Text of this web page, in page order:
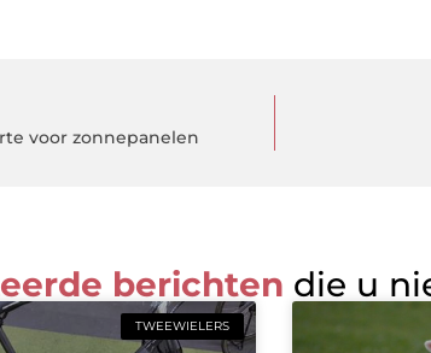
voor zonnepanelen
berichten die u
TWEEWIELERS